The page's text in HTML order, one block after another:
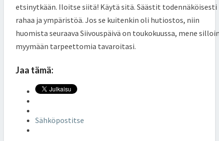
etsinytkään. Iloitse siitä! Käytä sitä. Säästit todennäköisesti
rahaa ja ympäristöä. Jos se kuitenkin oli hutiostos, niin
huomista seuraava Siivouspäivä on toukokuussa, mene
myymään tarpeettomia tavaroitasi.
Jaa tämä:
Sähköpostitse